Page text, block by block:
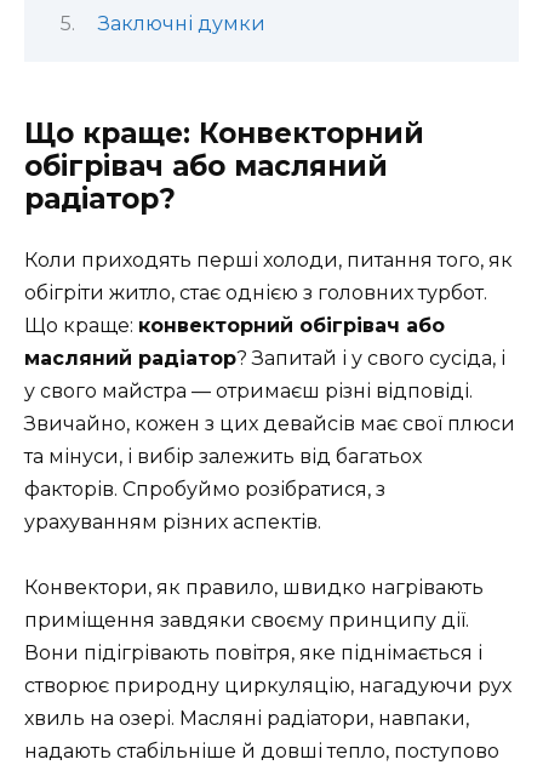
Заключні думки
Що краще: Конвекторний
обігрівач або масляний
радіатор?
Коли приходять перші холоди, питання того, як
обігріти житло, стає однією з головних турбот.
Що краще: конвекторний обігрівач або
масляний радіатор? Запитай і у свого сусіда, і
у свого майстра — отримаєш різні відповіді.
Звичайно, кожен з цих девайсів має свої плюси
та мінуси, і вибір залежить від багатьох
факторів. Спробуймо розібратися, з
урахуванням різних аспектів.
Конвектори, як правило, швидко нагрівають
приміщення завдяки своєму принципу дії.
Вони підігрівають повітря, яке піднімається і
створює природну циркуляцію, нагадуючи рух
хвиль на озері. Масляні радіатори, навпаки,
надають стабільніше й довші тепло, поступово